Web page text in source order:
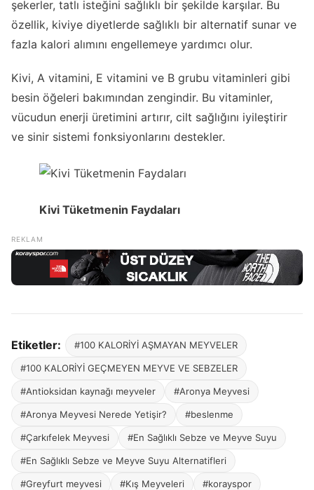
şekerler, tatlı isteğini sağlıklı bir şekilde karşılar. Bu
özellik, kiviye diyetlerde sağlıklı bir alternatif sunar ve
fazla kalori alımını engellemeye yardımcı olur.
Kivi, A vitamini, E vitamini ve B grubu vitaminleri gibi
besin öğeleri bakımından zengindir. Bu vitaminler,
vücudun enerji üretimini artırır, cilt sağlığını iyileştirir
ve sinir sistemi fonksiyonlarını destekler.
Kivi Tüketmenin Faydaları
Etiketler: #100 KALORİYİ AŞMAYAN MEYVELER
#100 KALORİYİ GEÇMEYEN MEYVE VE SEBZELER
#Antioksidan kaynağı meyveler #Aronya Meyvesi
#Aronya Meyvesi Nerede Yetişir? #beslenme
#Çarkıfelek Meyvesi #En Sağlıklı Sebze ve Meyve Suyu
#En Sağlıklı Sebze ve Meyve Suyu Alternatifleri
#Greyfurt meyvesi #Kış Meyveleri #korayspor